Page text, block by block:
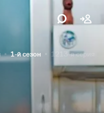
1-й сезон 1213-я серия